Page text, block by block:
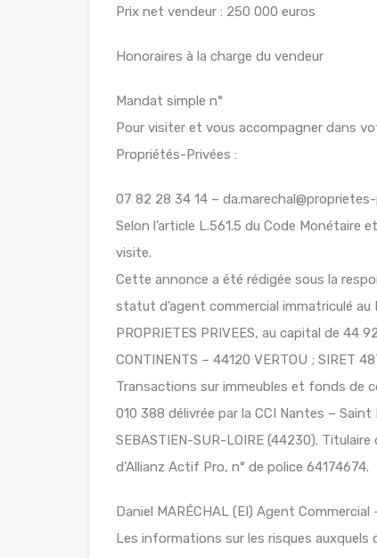
Prix net vendeur : 250 000 euros
Honoraires à la charge du vendeur
Mandat simple n°
Pour visiter et vous accompagner dans
Propriétés-Privées :
07 82 28 34 14 –
Selon l’article L.561.5 du Code Monétaire
visite.
Cette annonce a été rédigée sous la
statut d’agent commercial immatriculé au
PROPRIETES PRIVEES, au capital de 44
CONTINENTS – 44120 VERTOU ; SIRET
Transactions sur immeubles et fonds de
010 388 délivrée par la CCI Nantes –
SEBASTIEN-SUR-LOIRE (44230).
d’Allianz Actif Pro, n° de police 64174674.
Daniel MARÉCHAL (EI) Agent
Les informations sur les risques